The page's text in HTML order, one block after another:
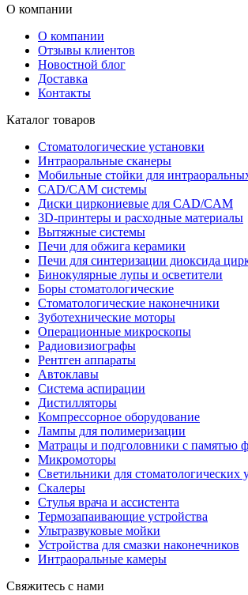
О компании
О компании
Отзывы клиентов
Новостной блог
Доставка
Контакты
Каталог товаров
Стоматологические установки
Интраоральные сканеры
Мобильные стойки для
CAD/CAM системы
Диски циркониевые для CAD/CAM
3D-принтеры и расходные материалы
Вытяжные системы
Печи для обжига керамики
Печи для синтеризации диоксида
Бинокулярные лупы и осветители
Боры стоматологические
Стоматологические наконечники
Зуботехнические моторы
Операционные микроскопы
Радиовизиографы
Рентген аппараты
Автоклавы
Система аспирации
Дистилляторы
Компрессорное оборудование
Лампы для полимеризации
Матрацы и подголовники с памятью
Микромоторы
Светильники для стоматологических
Скалеры
Стулья врача и ассистента
Термозапаивающие устройства
Ультразвуковые мойки
Устройства для смазки наконечников
Интраоральные камеры
Свяжитесь с нами